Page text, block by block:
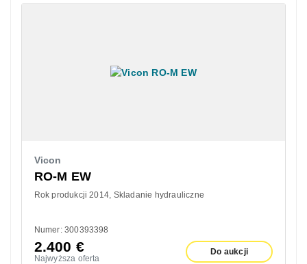
Vicon
RO-M EW
Rok produkcji 2014 Skladanie hydrauliczne
Numer: 300393398
2.400 €
Najwyższa oferta
Do aukcji